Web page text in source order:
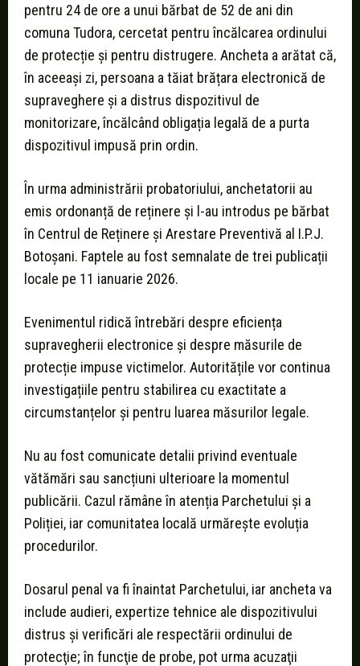
pentru 24 de ore a unui bărbat de 52 de ani din
comuna Tudora, cercetat pentru încălcarea ordinului
de protecție și pentru distrugere. Ancheta a arătat că,
în aceeași zi, persoana a tăiat brățara electronică de
supraveghere și a distrus dispozitivul de
monitorizare, încălcând obligația legală de a purta
dispozitivul impusă prin ordin.
În urma administrării probatoriului, anchetatorii au
emis ordonanță de reținere și l-au introdus pe bărbat
în Centrul de Reținere și Arestare Preventivă al I.P.J.
Botoșani. Faptele au fost semnalate de trei publicații
locale pe 11 ianuarie 2026.
Evenimentul ridică întrebări despre eficiența
supravegherii electronice și despre măsurile de
protecție impuse victimelor. Autoritățile vor continua
investigațiile pentru stabilirea cu exactitate a
circumstanțelor și pentru luarea măsurilor legale.
Nu au fost comunicate detalii privind eventuale
vătămări sau sancțiuni ulterioare la momentul
publicării. Cazul rămâne în atenția Parchetului și a
Poliției, iar comunitatea locală urmărește evoluția
procedurilor.
Dosarul penal va fi înaintat Parchetului, iar ancheta va
include audieri, expertize tehnice ale dispozitivului
distrus şi verificări ale respectării ordinului de
protecţie; în funcţie de probe, pot urma acuzaţii